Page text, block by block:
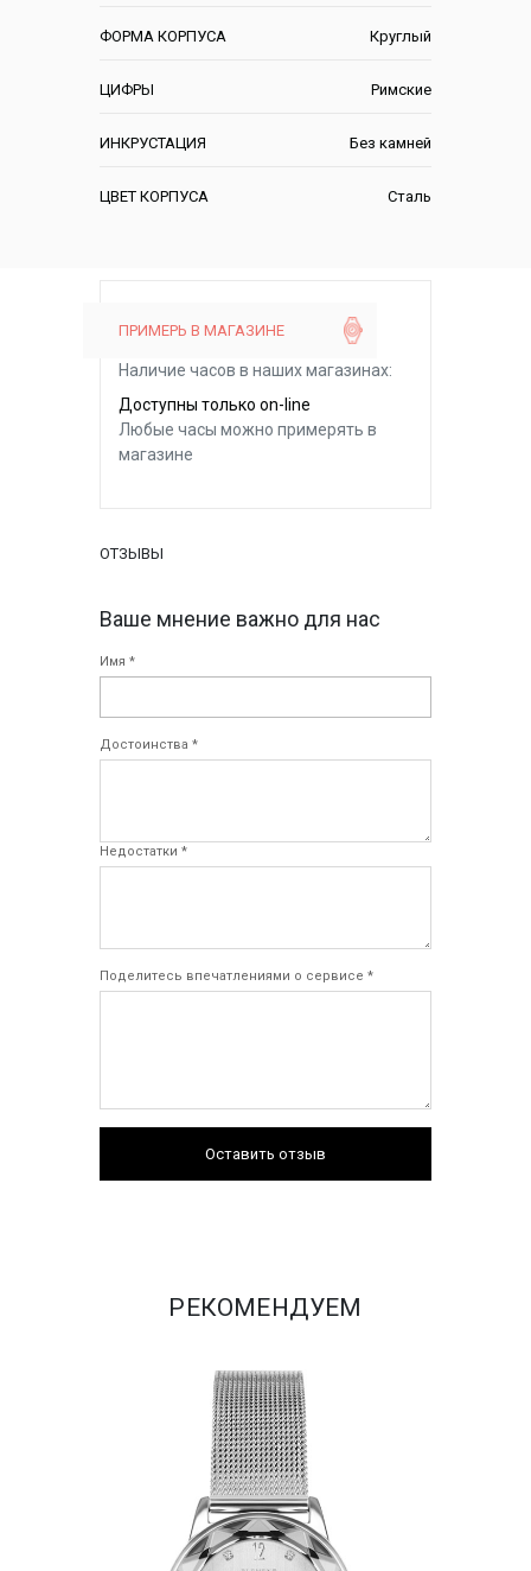
ФОРМА КОРПУСА Круглый
ЦИФРЫ Римские
ИНКРУСТАЦИЯ Без камней
ЦВЕТ КОРПУСА Сталь
ПРИМЕРЬ В МАГАЗИНЕ
Наличие часов в наших магазинах:
Доступны только on-line
Любые часы можно примерять в
магазине
ОТЗЫВЫ
Ваше мнение важно для нас
Имя *
Достоинства *
Недостатки *
Поделитесь впечатлениями о сервисе *
Оставить отзыв
РЕКОМЕНДУЕМ